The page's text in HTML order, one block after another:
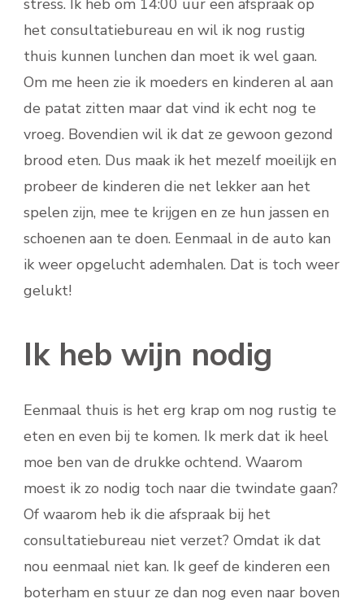
stress. Ik heb om 14:00 uur een afspraak op
het consultatiebureau en wil ik nog rustig
thuis kunnen lunchen dan moet ik wel gaan.
Om me heen zie ik moeders en kinderen al aan
de patat zitten maar dat vind ik echt nog te
vroeg. Bovendien wil ik dat ze gewoon gezond
brood eten. Dus maak ik het mezelf moeilijk en
probeer de kinderen die net lekker aan het
spelen zijn, mee te krijgen en ze hun jassen en
schoenen aan te doen. Eenmaal in de auto kan
ik weer opgelucht ademhalen. Dat is toch weer
gelukt!
Ik heb wijn nodig
Eenmaal thuis is het erg krap om nog rustig te
eten en even bij te komen. Ik merk dat ik heel
moe ben van de drukke ochtend. Waarom
moest ik zo nodig toch naar die twindate gaan?
Of waarom heb ik die afspraak bij het
consultatiebureau niet verzet? Omdat ik dat
nou eenmaal niet kan. Ik geef de kinderen een
boterham en stuur ze dan nog even naar boven